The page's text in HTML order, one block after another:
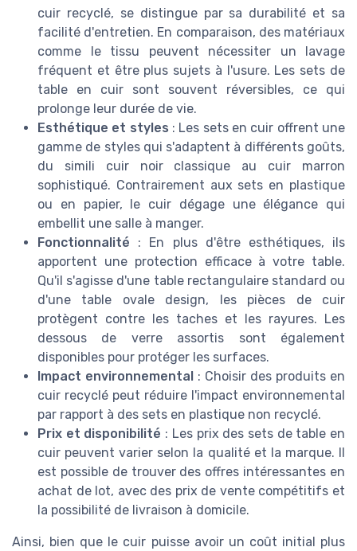
cuir recyclé, se distingue par sa durabilité et sa
facilité d'entretien. En comparaison, des matériaux
comme le tissu peuvent nécessiter un lavage
fréquent et être plus sujets à l'usure. Les sets de
table en cuir sont souvent réversibles, ce qui
prolonge leur durée de vie.
Esthétique et styles : Les sets en cuir offrent une
gamme de styles qui s'adaptent à différents goûts,
du simili cuir noir classique au cuir marron
sophistiqué. Contrairement aux sets en plastique
ou en papier, le cuir dégage une élégance qui
embellit une salle à manger.
Fonctionnalité : En plus d'être esthétiques, ils
apportent une protection efficace à votre table.
Qu'il s'agisse d'une table rectangulaire standard ou
d'une table ovale design, les pièces de cuir
protègent contre les taches et les rayures. Les
dessous de verre assortis sont également
disponibles pour protéger les surfaces.
Impact environnemental : Choisir des produits en
cuir recyclé peut réduire l'impact environnemental
par rapport à des sets en plastique non recyclé.
Prix et disponibilité : Les prix des sets de table en
cuir peuvent varier selon la qualité et la marque. Il
est possible de trouver des offres intéressantes en
achat de lot, avec des prix de vente compétitifs et
la possibilité de livraison à domicile.
Ainsi, bien que le cuir puisse avoir un coût initial plus